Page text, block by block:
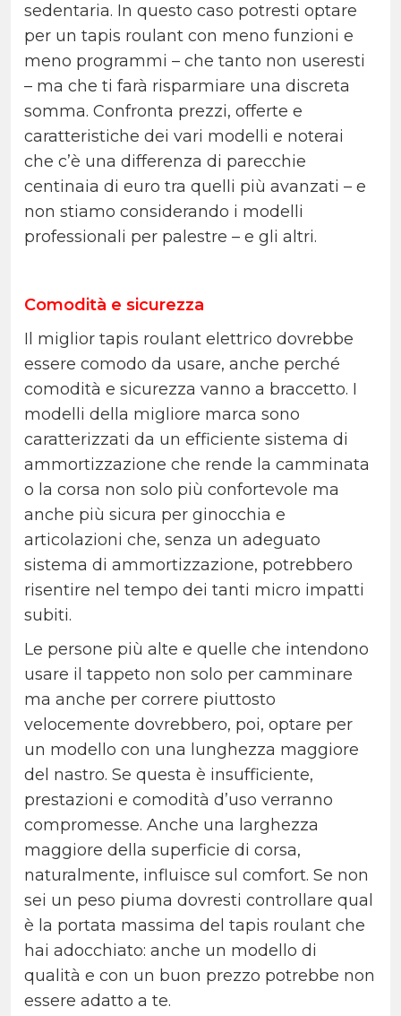
sedentaria. In questo caso potresti optare
per un tapis roulant con meno funzioni e
meno programmi – che tanto non useresti
– ma che ti farà risparmiare una discreta
somma. Confronta prezzi, offerte e
caratteristiche dei vari modelli e noterai
che c’è una differenza di parecchie
centinaia di euro tra quelli più avanzati – e
non stiamo considerando i modelli
professionali per palestre – e gli altri.
Comodità e sicurezza
Il miglior tapis roulant elettrico dovrebbe
essere comodo da usare, anche perché
comodità e sicurezza vanno a braccetto. I
modelli della migliore marca sono
caratterizzati da un efficiente sistema di
ammortizzazione che rende la camminata
o la corsa non solo più confortevole ma
anche più sicura per ginocchia e
articolazioni che, senza un adeguato
sistema di ammortizzazione, potrebbero
risentire nel tempo dei tanti micro impatti
subiti.
Le persone più alte e quelle che intendono
usare il tappeto non solo per camminare
ma anche per correre piuttosto
velocemente dovrebbero, poi, optare per
un modello con una lunghezza maggiore
del nastro. Se questa è insufficiente,
prestazioni e comodità d’uso verranno
compromesse. Anche una larghezza
maggiore della superficie di corsa,
naturalmente, influisce sul comfort. Se non
sei un peso piuma dovresti controllare qual
è la portata massima del tapis roulant che
hai adocchiato: anche un modello di
qualità e con un buon prezzo potrebbe non
essere adatto a te.